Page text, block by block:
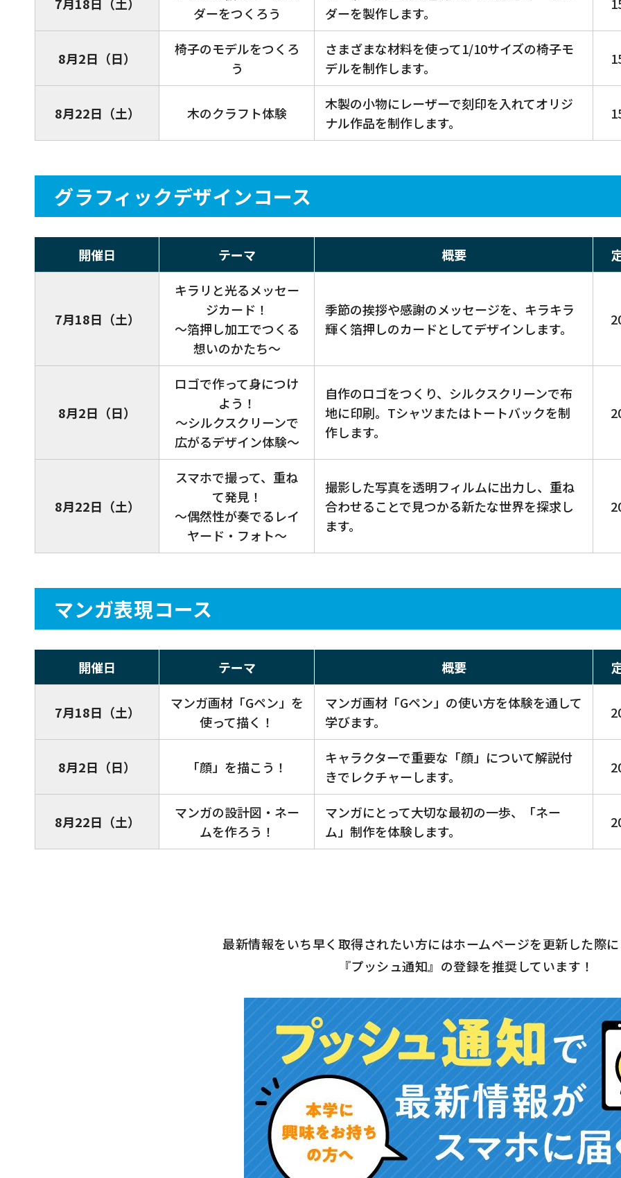
ダーをつくろう
ダーを製作します。
8月2日（日）
椅子のモデルをつくろ
う
さまざまな材料を使って1/10サイズの椅子モ
デルを制作します。
8月22日（土） 木のクラフト体験
木製の小物にレーザーで刻印を入れてオリジ
ナル作品を制作します。
グラフィックデザインコース
開催日 テーマ 概要
7月18日（土）
キラリと光るメッセー
ジカード！
～箔押し加工でつくる
想いのかたち～
季節の挨拶や感謝のメッセージを、キラキラ
輝く箔押しのカードとしてデザインします。
8月2日（日）
ロゴで作って身につけ
よう！
〜シルクスクリーンで
広がるデザイン体験〜
自作のロゴをつくり、シルクスクリーンで布
地に印刷。Tシャツまたはトートバックを制
作します。
8月22日（土）
スマホで撮って、重ね
て発見！
～偶然性が奏でるレイ
ヤード・フォト～
撮影した写真を透明フィルムに出力し、重ね
合わせることで見つかる新たな世界を探求し
ます。
マンガ表現コース
開催日 テーマ 概要
7月18日（土）
マンガ画材「Gペン」を
使って描く！
マンガ画材「Gペン」の使い方を体験を通して
学びます。
8月2日（日） 「顔」を描こう！
キャラクターで重要な「顔」について解説付
きでレクチャーします。
8月22日（土）
マンガの設計図・ネー
ムを作ろう！
マンガにとって大切な最初の一歩、「ネー
ム」制作を体験します。
最新情報をいち早く取得されたい方にはホームページを更新した際
『プッシュ通知』の登録を推奨しています！